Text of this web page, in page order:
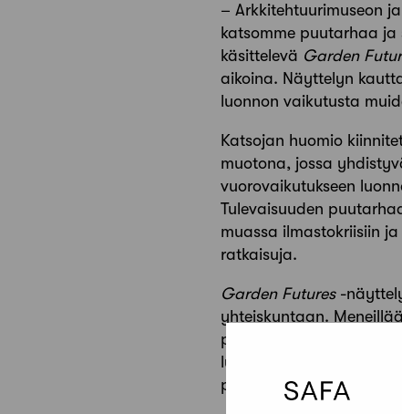
– Arkkitehtuurimuseon
katsomme puutarhaa
käsittelevä Garden
aikoina. Näyttelyn
luonnon vaikutusta
Katsojan huomio
muotona, jossa
vuorovaikutukseen
Tulevaisuuden
muassa ilmastokriisiin
ratkaisuja.
Garden Futures-
yhteiskuntaan.
pakopaikan sijaan
luonnon
puutarhojen